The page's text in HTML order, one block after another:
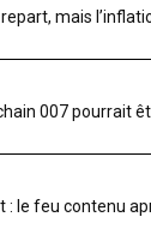
mais
007 pourrait
: le feu contenu